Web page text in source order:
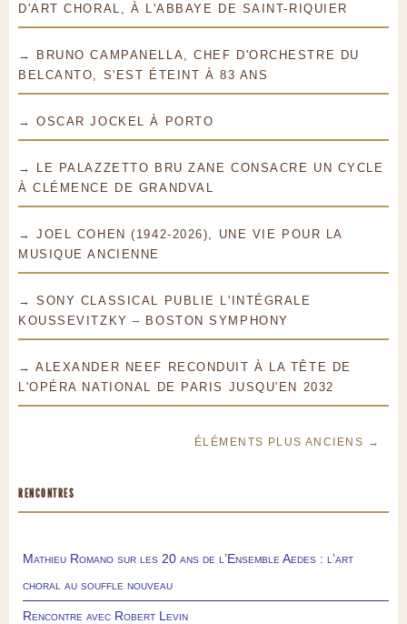
D'ART CHORAL, À L'ABBAYE DE SAINT-RIQUIER
→ BRUNO CAMPANELLA, CHEF D'ORCHESTRE DU
BELCANTO, S'EST ÉTEINT À 83 ANS
→ OSCAR JOCKEL À PORTO
→ LE PALAZZETTO BRU ZANE CONSACRE UN CYCLE
À CLÉMENCE DE GRANDVAL
→ JOEL COHEN (1942-2026), UNE VIE POUR LA
MUSIQUE ANCIENNE
→ SONY CLASSICAL PUBLIE L'INTÉGRALE
KOUSSEVITZKY – BOSTON SYMPHONY
→ ALEXANDER NEEF RECONDUIT À LA TÊTE DE
L'OPÉRA NATIONAL DE PARIS JUSQU'EN 2032
ÉLÉMENTS PLUS ANCIENS →
RENCONTRES
Mathieu Romano sur les 20 ans de l’Ensemble Aedes : l’art
choral au souffle nouveau
Rencontre avec Robert Levin